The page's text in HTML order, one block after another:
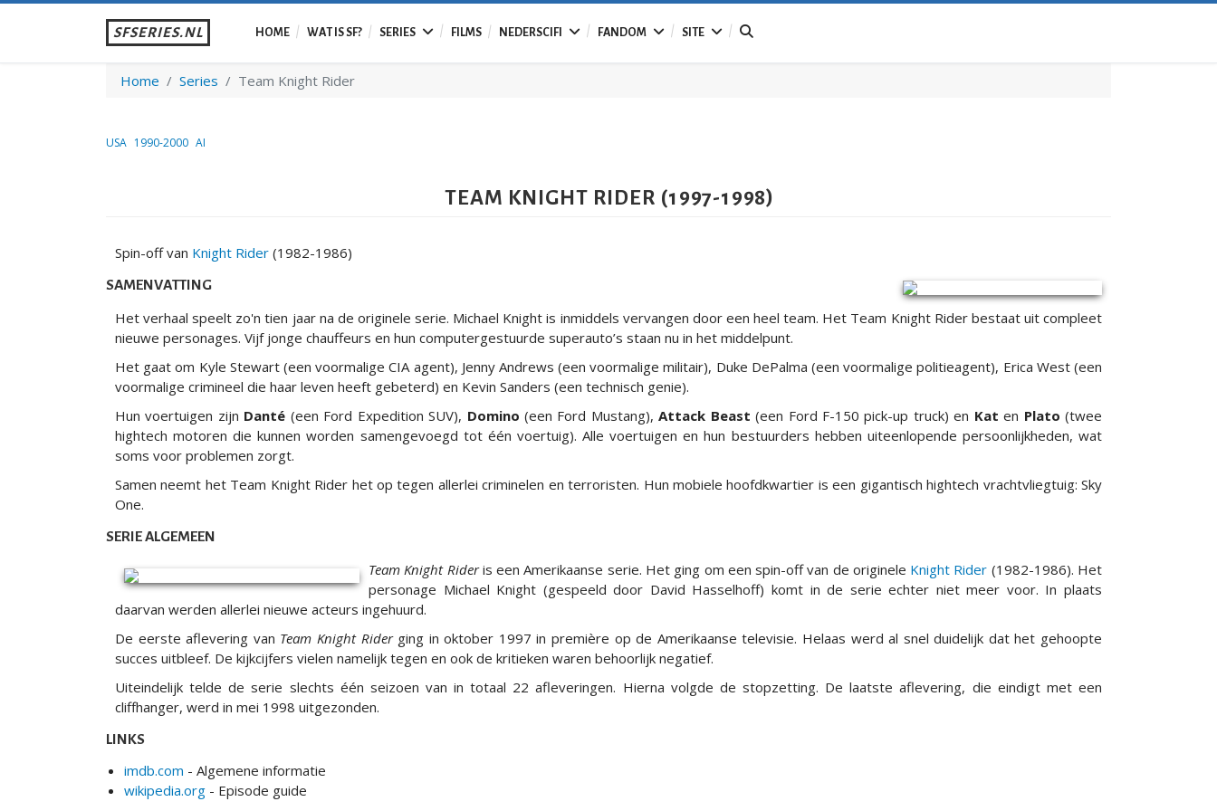
SFSERIES.NL HOME WAT IS SF? SERIES FILMS NEDERSCIFI FANDOM SITE
Home Series Team Knight Rider
TEAM KNIGHT RIDER (1997-1998)
Spin-off van Knight Rider (1982-1986)
SAMENVATTING
Het verhaal speelt zo'n tien jaar na de originele serie. Michael Knight is inmiddels vervangen door een heel team. Het Team Knight Rider bestaat uit compleet
nieuwe personages. Vijf jonge chauffeurs en hun computergestuurde superauto’s staan nu in het middelpunt.
Het gaat om Kyle Stewart (een voormalige CIA agent), Jenny Andrews (een voormalige militair), Duke DePalma (een voormalige politieagent), Erica West (een
voormalige crimineel die haar leven heeft gebeterd) en Kevin Sanders (een technisch genie).
Hun voertuigen zijn Danté (een Ford Expedition SUV), Domino (een Ford Mustang),Attack Beast (een Ford F-150 pick-up truck) en Kat en Plato (twee
hightech motoren die kunnen worden samengevoegd tot één voertuig). Alle voertuigen en hun bestuurders hebben uiteenlopende persoonlijkheden, wat
soms voor problemen zorgt.
Samen neemt het Team Knight Rider het op tegen allerlei criminelen en terroristen. Hun mobiele hoofdkwartier is een gigantisch hightech vrachtvliegtuig: Sky
One.
SERIE ALGEMEEN
Team Knight Rideris een Amerikaanse serie. Het ging om een spin-off van de originele Knight Rider (1982-1986). Het
personage Michael Knight (gespeeld door David Hasselhoff) komt in de serie echter niet meer voor. In plaats
daarvan werden allerlei nieuwe acteurs ingehuurd.
De eerste aflevering van Team Knight Riderging in oktober 1997 in première op de Amerikaanse televisie. Helaas werd al snel duidelijk dat het gehoopte
succes uitbleef. De kijkcijfers vielen namelijk tegen en ook de kritieken waren behoorlijk negatief.
Uiteindelijk telde de serie slechts één seizoen van in totaal 22 afleveringen. Hierna volgde de stopzetting. De laatste aflevering, die eindigt met een
cliffhanger, werd in mei 1998 uitgezonden.
LINKS
imdb.com - Algemene informatie
wikipedia.org - Episode guide
USA 1990-2000 AI